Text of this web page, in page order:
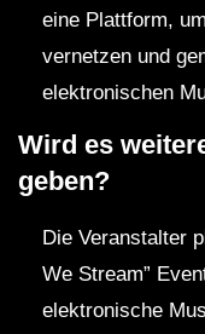
eine Plattform,
vernetzen und
elektronischen
Wird es
geben?
Die Veranstalter
We Stream”
elektronische